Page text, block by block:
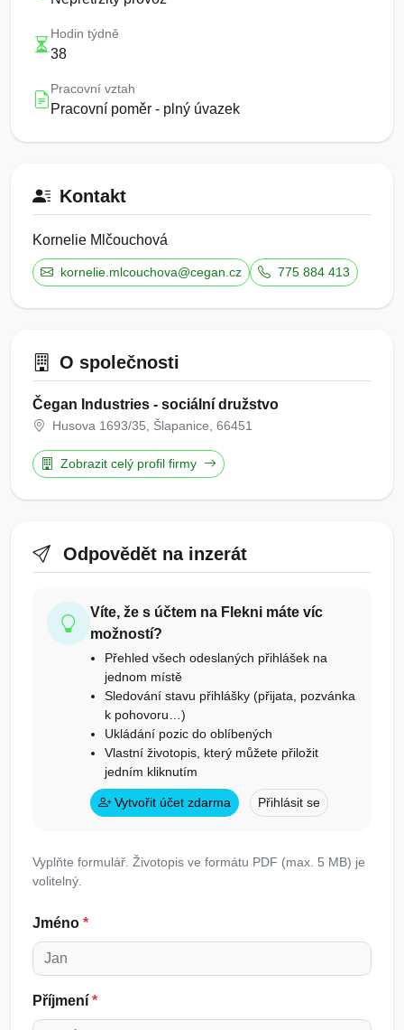
Hodin týdně
38
Pracovní vztah
Pracovní poměr - plný úvazek
Kontakt
Kornelie Mlčouchová
kornelie.mlcouchova@cegan.cz 775 884 413
O společnosti
Čegan Industries - sociální družstvo
Husova 1693/35, Šlapanice, 66451
Zobrazit celý profil firmy
Odpovědět na inzerát
Víte, že s účtem na Flekni máte víc
možností?
Přehled všech odeslaných přihlášek na
jednom místě
Sledování stavu přihlášky (přijata, pozvánka
k pohovoru…)
Ukládání pozic do oblíbených
Vlastní životopis, který můžete přiložit
jedním kliknutím
Vytvořit účet zdarma Přihlásit se
Vyplňte formulář. Životopis ve formátu PDF (max. 5 MB) je
volitelný.
Jméno *
Příjmení *